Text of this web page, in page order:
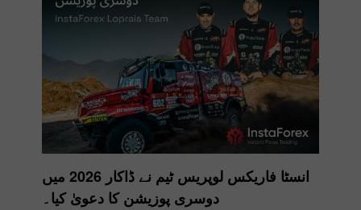
انسٹا فاریکس لوپریس ٹیم نے ڈاکار 2026 میں
دوسری پوزیشن کا دعویٰ کیا۔